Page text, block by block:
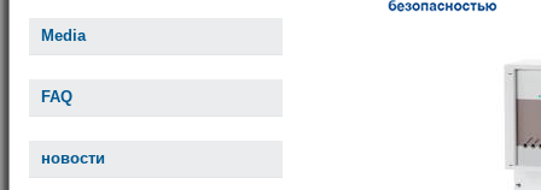
Media
FAQ
новости